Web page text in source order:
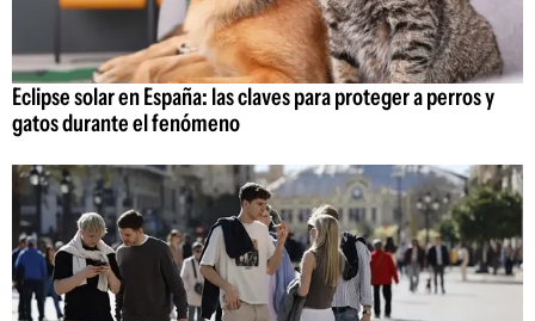
Eclipse solar en España: las claves para proteger a perros y
gatos durante el fenómeno